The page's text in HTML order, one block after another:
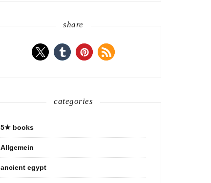
share
categories
5★ books
Allgemein
ancient egypt